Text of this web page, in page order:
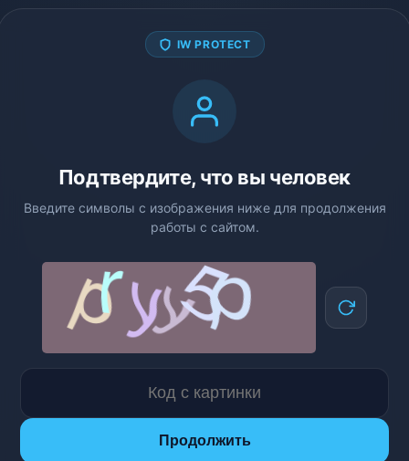
IW PROTECT
Подтвердите, что вы человек
Введите символы с изображения ниже для продолжения
работы с сайтом.
Продолжить